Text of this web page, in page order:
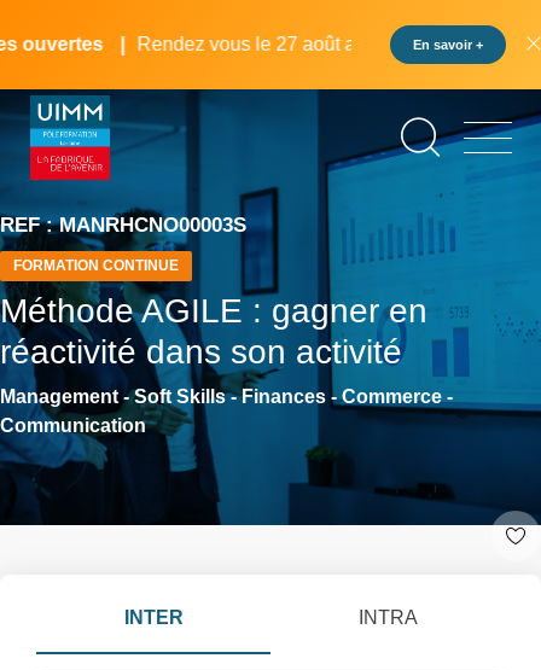
au
principal
Rendez vous le 27 août au pôle formation UIMM
En savoir +
REF : MANRHCNO00003S
FORMATION CONTINUE
Méthode AGILE : gagner en
réactivité dans son activité
Management - Soft Skills - Finances - Commerce -
Communication
INTER INTRA